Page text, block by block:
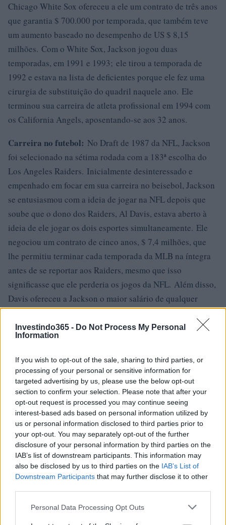
Investindo365 - Do Not Process My Personal
Information
If you wish to opt-out of the sale, sharing to third parties, or
processing of your personal or sensitive information for
targeted advertising by us, please use the below opt-out
section to confirm your selection. Please note that after your
opt-out request is processed you may continue seeing
interest-based ads based on personal information utilized by
us or personal information disclosed to third parties prior to
your opt-out. You may separately opt-out of the further
disclosure of your personal information by third parties on the
IAB’s list of downstream participants. This information may
also be disclosed by us to third parties on the IAB’s List of
Downstream Participants that may further disclose it to other
Please note that this website/app uses one or more Google
Personal Data Processing Opt Outs
Chicago White Sox ofereceu a ele um contrato de três anos
que garantia $ 700.000 por temporada, que também teve
um aumento baseado no desempenho de US $ 8,15
milhões. Com o White Sox, Jackson jogou duas
temporadas, em 1991 e 1993; ele tirou a temporada de
1992 e estava na lista de deficientes porque ele fez uma
cirurgia de substituição do quadril naquele ano. Ele
terminou sua carreira de atleta profissional em 1994 com
os California Angels, aposentando-se aos 32 anos.
Carreira no futebol: No Draft de 1987 da NFL, Jackson
foi selecionado na sétima rodada com a 183ª escolha do
Los Angeles Raiders. Inicialmente desinteressado e
empenhado em focar em sua carreira no beisebol, Jackson
se entusiasmou com a ideia de jogar na NFL depois que
soube que o dono dos Raiders, Al Davis, estava aberto à
ideia de ele jogar os dois esportes simultaneamente. Ele
negociou um contrato de cinco anos, $ 7,4 milhões, que
lhe permitiu terminar cada temporada da MLB na íntegra
antes de se reportar aos Raiders, mesmo que isso
significasse que ele perderia os jogos da NFL. Além disso,
Davis ofereceu a Jackson o maior salário de qualquer
jogador não quarterback na história da NFL na época,
além de um bônus de assinatura de $ 500.000.
quais correu para 2.782 jardas e 16 touchdowns, com uma
média de jardas por transporte de 5,4. Ele também pegou
40 passes para um total de 352 jardas e dois
touchdowns. Em seu último jogo de futebol profissional,
em janeiro de 1991, ele sofreu uma luxação do quadril
após um tackle. Isso resultou em necrose avascular da
articulação do quadril esquerdo e, eventualmente, teria
que substituir o quadril. Esta é a lesão que resultou na
expulsão dos Royals do time, e ele lutaria contra isso até
sua aposentadoria definitiva em 1994.
Jackson foi destaque em vários